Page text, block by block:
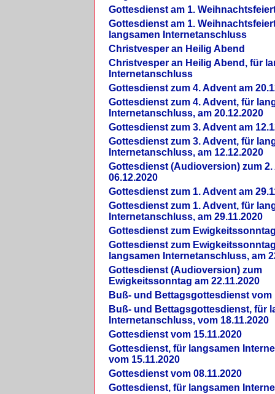
Gottesdienst am 1.
Gottesdienst am 1.
langsamen Internetanschluss
Christvesper an Heilig Abend
Christvesper an Heilig Abend, für
Internetanschluss
Gottesdienst zum 4. Advent am
Gottesdienst zum 4. Advent, für
Internetanschluss, am 20.12.2020
Gottesdienst zum 3. Advent am
Gottesdienst zum 3. Advent, für
Internetanschluss, am 12.12.2020
Gottesdienst (Audioversion) zum 2.
06.12.2020
Gottesdienst zum 1. Advent am
Gottesdienst zum 1. Advent, für
Internetanschluss, am 29.11.2020
Gottesdienst zum
Gottesdienst zum
langsamen Internetanschluss, am
Gottesdienst (Audioversion) zum
Ewigkeitssonntag am 22.11.2020
Buß- und Bettagsgottesdienst vom
Buß- und Bettagsgottesdienst, für
Internetanschluss, vom 18.11.2020
Gottesdienst vom 15.11.2020
Gottesdienst, für langsamen
vom 15.11.2020
Gottesdienst vom 08.11.2020
Gottesdienst, für langsamen